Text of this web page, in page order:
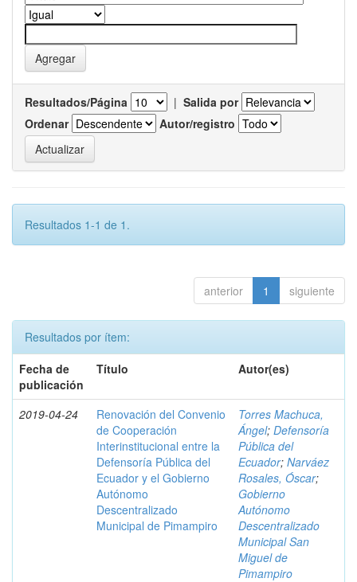
Resultados/Página | Salida por
Ordenar
Autor/registro
Resultados 1-1 de 1.
anterior 1 siguiente
Resultados por ítem:
Fecha de
publicación
Título Autor(es)
2019-04-24
Renovación del Convenio
de Cooperación
Interinstitucional entre la
Defensoría Pública del
Ecuador y el Gobierno
Autónomo
Descentralizado
Municipal de Pimampiro
Torres Machuca,
Ángel; Defensoría
Pública del
Ecuador; Narváez
Rosales, Óscar;
Gobierno
Autónomo
Descentralizado
Municipal San
Miguel de
Pimampiro